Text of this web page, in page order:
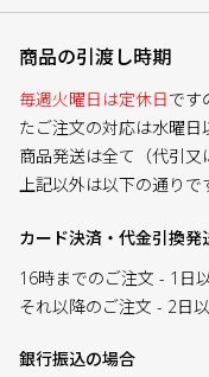
商品の引渡し時期
毎週火曜日は定休日です
たご注文の対応は水曜日
商品発送は全て（代引又
上記以外は以下の通りで
カード決済・代金引換発
16時までのご注文 - 1日
それ以降のご注文 - 2日
銀行振込の場合